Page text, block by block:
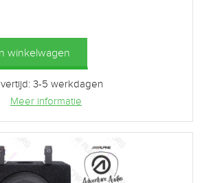
winkelwagen
3-5 werkdagen
Meer informatie